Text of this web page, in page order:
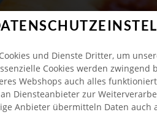
und Dienste Dritter, um
Cookies werden zwingend
Webshops auch alles
Diensteanbieter zur
Anbieter übermitteln Daten auch